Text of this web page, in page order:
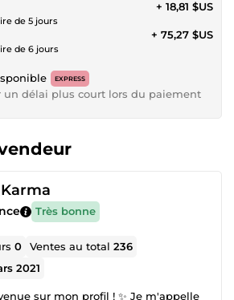
de 5 jours
+ 18,81 $US
de 6 jours
+ 75,27 $US
EXPRESS
un délai plus court lors du paiement
Très bonne
0 Ventes au total236
2021
sur mon profil ! ✨ Je m'appelle